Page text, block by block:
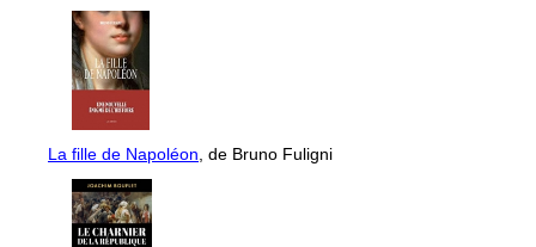
La fille de Napoléon , de Bruno Fuligni